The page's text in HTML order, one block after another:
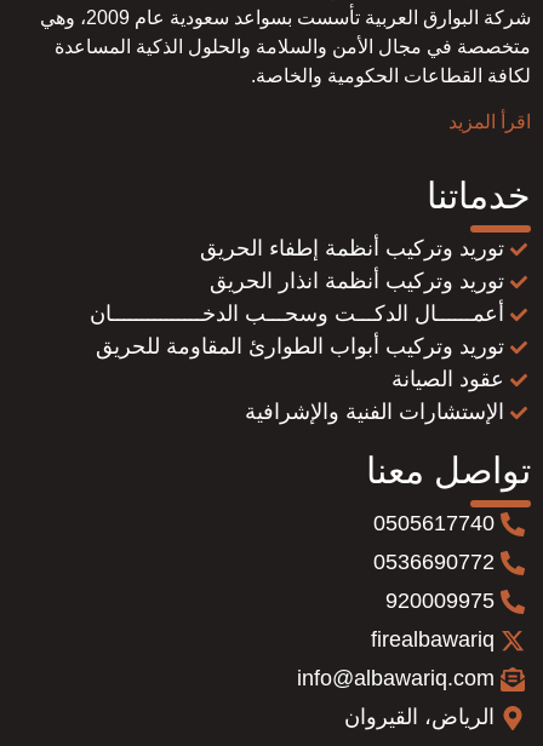
شركة البوارق العربية تأسست بسواعد سعودية عام 2009، وهي
متخصصة في مجال الأمن والسلامة والحلول الذكية المساعدة
لكافة القطاعات الحكومية والخاصة.
اقرأ المزيد
خدماتنا
توريد وتركيب أنظمة إطفاء الحريق
توريد وتركيب أنظمة انذار الحريق
أعمــــــال الدكـــت وسحـــب الدخـــــــــــــــان
توريد وتركيب أبواب الطوارئ المقاومة للحريق
عقود الصيانة
الإستشارات الفنية والإشرافية
تواصل معنا
0505617740
0536690772
920009975
firealbawariq
info@albawariq.com
الرياض، القيروان